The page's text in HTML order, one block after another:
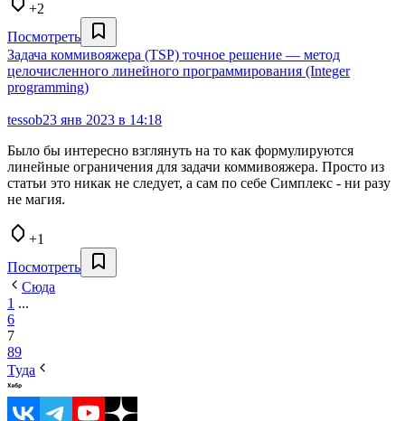
+2
Посмотреть
Задача коммивояжера (TSP) точное решение — метод
целочисленного линейного программирования (Integer
programming)
tessob23 янв 2023 в 14:18
Было бы интересно взглянуть на то как формулируются
линейные ограничения для задачи коммивояжера. Просто из
статьи это никак не следует, а сам по себе Симплекс - ни разу
не магия.
+1
Посмотреть
Сюда
1 ...
6
7
89
Туда